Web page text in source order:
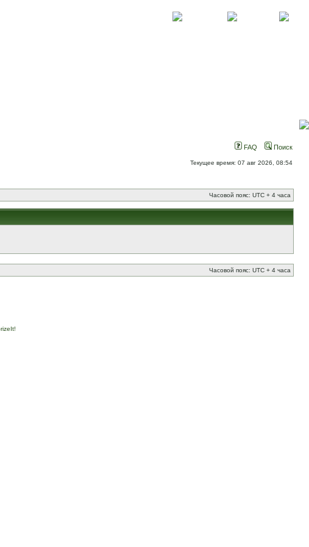
FAQ Поиск
Текущее время: 07 авг 2026, 08:54
Часовой пояс: UTC + 4 часа
Часовой пояс: UTC + 4 часа